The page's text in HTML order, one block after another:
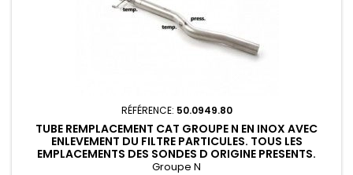
RÉFÉRENCE: 50.0949.80
TUBE REMPLACEMENT CAT GROUPE N EN INOX AVEC
ENLEVEMENT DU FILTRE PARTICULES. TOUS LES
EMPLACEMENTS DES SONDES D ORIGINE PRESENTS.
RAGAZZON AUDI S3...
Groupe N